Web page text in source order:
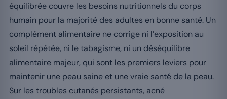
équilibrée couvre les besoins nutritionnels du corps
humain pour la majorité des adultes en bonne santé. Un
complément alimentaire ne corrige ni l’exposition au
soleil répétée, ni le tabagisme, ni un déséquilibre
alimentaire majeur, qui sont les premiers leviers pour
maintenir une peau saine et une vraie santé de la peau.
Sur les troubles cutanés persistants, acné